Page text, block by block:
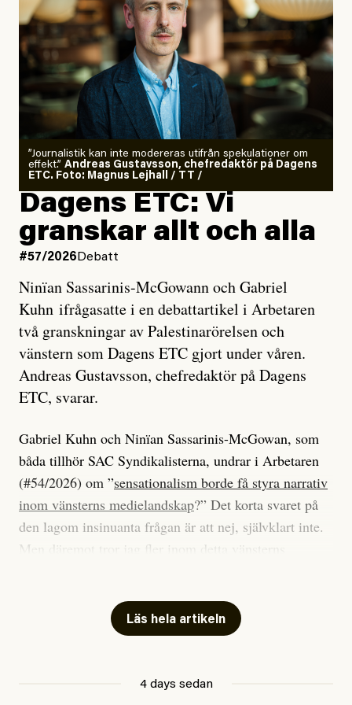
”Journalistik kan inte modereras utifrån spekulationer om
effekt.” Andreas Gustavsson, chefredaktör på Dagens
ETC. Foto: Magnus Lejhall / TT /
Dagens ETC: Vi
granskar allt och alla
#57/2026 Debatt
Ninïan Sassarinis-McGowann och Gabriel
Kuhn ifrågasatte i en debattartikel i Arbetaren
två granskningar av Palestinarörelsen och
vänstern som Dagens ETC gjort under våren.
Andreas Gustavsson, chefredaktör på Dagens
ETC, svarar.
Gabriel Kuhn och Ninïan Sassarinis-McGowan, som
båda tillhör SAC Syndikalisterna, undrar i Arbetaren
(#54/2026) om ”sensationalism borde få styra narrativ
inom vänsterns medielandskap?” Det korta svaret på
den lagom insinuanta frågan är att nej, självklart inte.
Men däremot tror jag fler inom detta vänsterns
journalistik som vänder sig till många snarare än att
jaga inbördes beundran. Det har i alla fall fungerat för
Läs hela artikeln
4 days sedan